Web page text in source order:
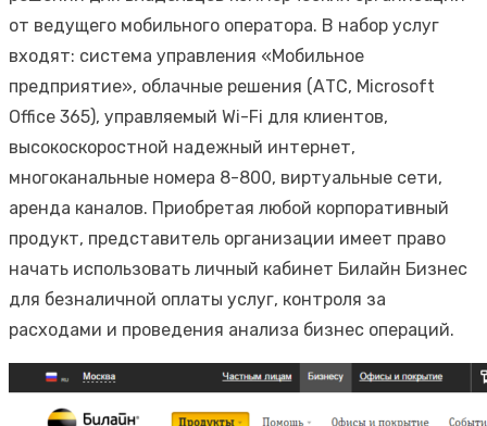
от ведущего мобильного оператора. В набор услуг
входят: система управления «Мобильное
предприятие», облачные решения (АТС, Microsoft
Office 365), управляемый Wi-Fi для клиентов,
высокоскоростной надежный интернет,
многоканальные номера 8-800, виртуальные сети,
аренда каналов. Приобретая любой корпоративный
продукт, представитель организации имеет право
начать использовать личный кабинет Билайн Бизнес
для безналичной оплаты услуг, контроля за
расходами и проведения анализа бизнес операций.